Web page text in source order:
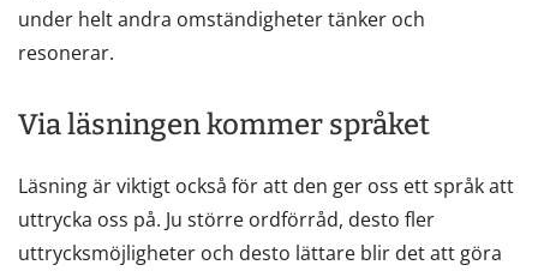
under helt andra omständigheter tänker och
resonerar.
Via läsningen kommer språket
Läsning är viktigt också för att den ger oss ett språk att
uttrycka oss på. Ju större ordförråd, desto fler
uttrycksmöjligheter och desto lättare blir det att göra